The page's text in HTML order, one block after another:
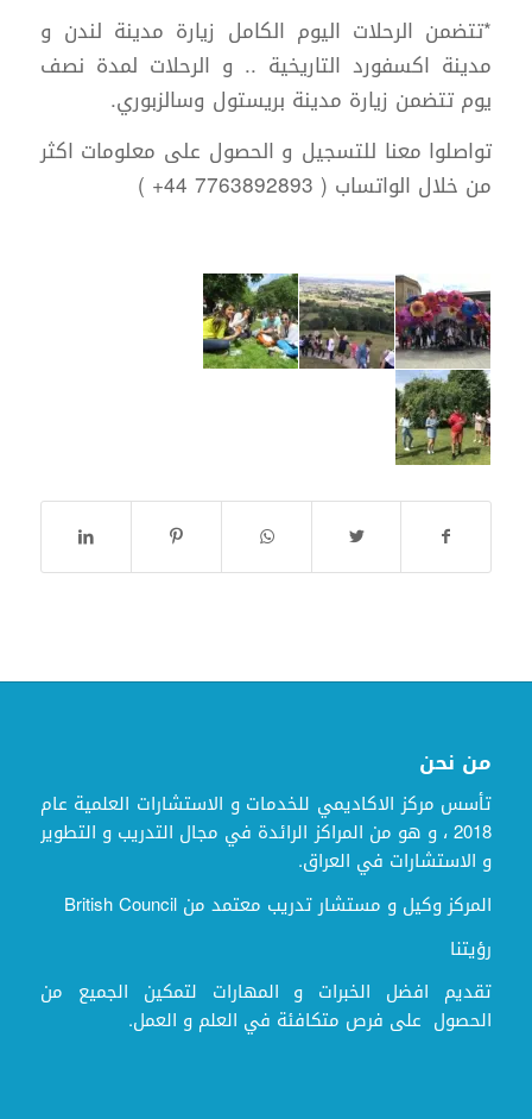
*تتضمن الرحلات اليوم الكامل زيارة مدينة لندن و
مدينة اكسفورد التاريخية .. و الرحلات لمدة نصف
يوم تتضمن زيارة مدينة بريستول وسالزبوري.
تواصلوا معنا للتسجيل و الحصول على معلومات اكثر
من خلال الواتساب ( 7763892893 44+ )
من نحن
تأسس مركز الاكاديمي للخدمات و الاستشارات العلمية عام
2018 ، و هو من المراكز الرائدة في مجال التدريب و التطوير
و الاستشارات في العراق.
المركز وكيل و مستشار تدريب معتمد من British Council
رؤيتنا
تقديم افضل الخبرات و المهارات لتمكين الجميع من
الحصول على فرص متكافئة في العلم و العمل.